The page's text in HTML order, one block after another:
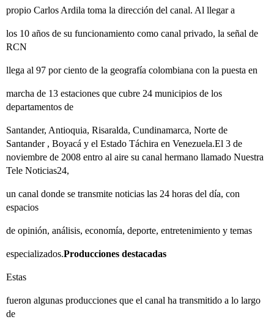
propio Carlos Ardila toma la dirección del canal. Al llegar a
los 10 años de su funcionamiento como canal privado, la señal de
RCN
llega al 97 por ciento de la geografía colombiana con la puesta en
marcha de 13 estaciones que cubre 24 municipios de los
departamentos de
Santander, Antioquia, Risaralda, Cundinamarca, Norte de
Santander , Boyacá y el Estado Táchira en Venezuela.El 3 de
noviembre de 2008 entro al aire su canal hermano llamado Nuestra
Tele Noticias24,
un canal donde se transmite noticias las 24 horas del día, con
espacios
de opinión, análisis, economía, deporte, entretenimiento y temas
especializados.Producciones destacadas
Estas
fueron algunas producciones que el canal ha transmitido a lo largo
de